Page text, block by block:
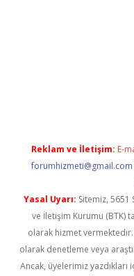
Reklam ve İletişim: E-
forumhizmeti@gmail.com
Yasal Uyarı: Sitemiz, 5651
ve İletişim Kurumu (BTK)
olarak hizmet
olarak denetleme veya
Ancak, üyelerimiz